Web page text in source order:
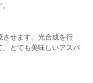
させます。光合成を行
、とても美味しいアスパ